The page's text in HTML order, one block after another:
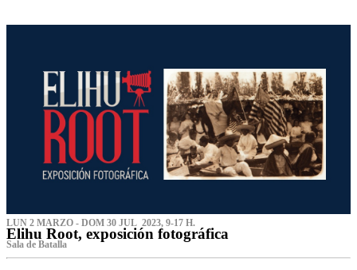
LUN 2 MARZO - DOM 30 JUL 2023, 9-17 H.
Elihu Root, exposición fotográfica
Sala de Batalla